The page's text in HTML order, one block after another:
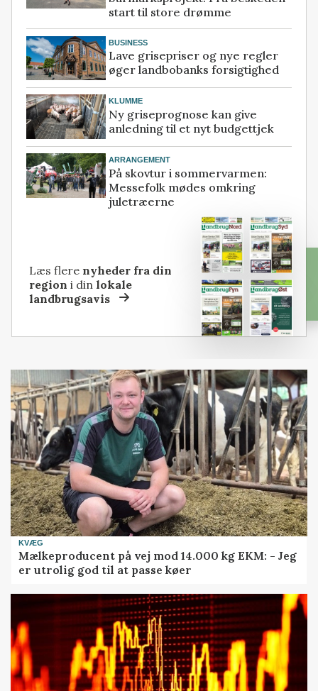
start til store drømme
BUSINESS
Lave grisepriser og nye regler
øger landbobanks forsigtighed
KLUMME
Ny griseprognose kan give
anledning til et nyt budgettjek
ARRANGEMENT
På skovtur i sommervarmen:
Messefolk mødes omkring
juletræerne
Læs flere nyheder fra din
region i dinlokale
landbrugsavis
KVÆG
Mælkeproducent på vej mod 14.000 kg EKM: - Jeg
er utrolig god til at passe køer